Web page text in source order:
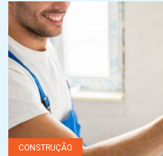
Preparando superfícies para
CONSTRUÇÃO